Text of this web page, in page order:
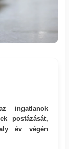
ingatlanok
postázását,
év végén